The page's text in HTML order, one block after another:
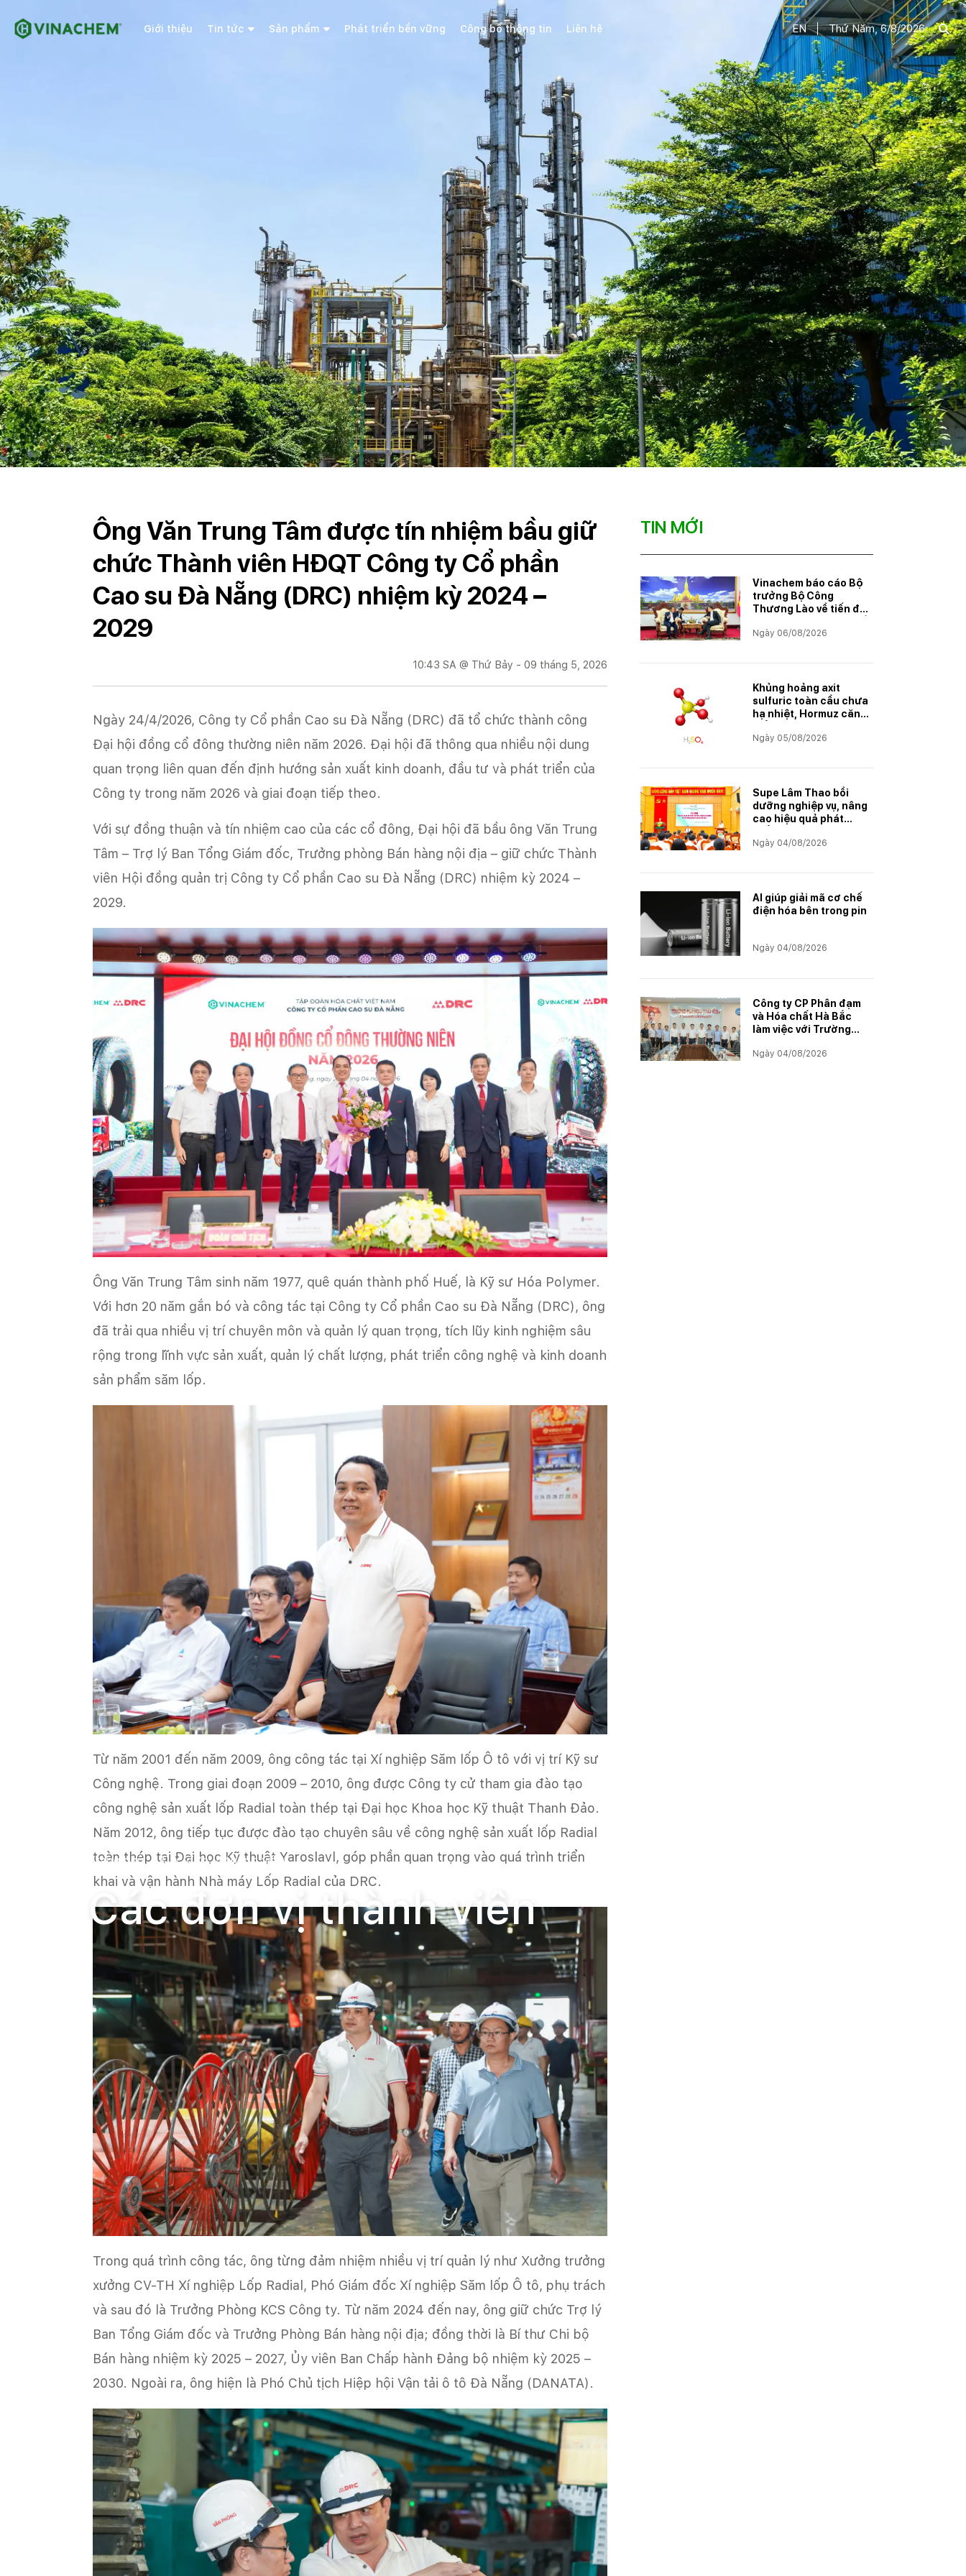
Giới thiệu Tin tức Sản phẩm Phát triển bền vững Công bố thông tin Liên hệ EN Thứ Năm, 6/8/2026
Trang chủ Các đơn vị thành viên
Các đơn vị thành viên
Ông Văn Trung Tâm được tín nhiệm bầu giữ
chức Thành viên HĐQT Công ty Cổ phần
Cao su Đà Nẵng (DRC) nhiệm kỳ 2024 –
2029
10:43 SA @ Thứ Bảy - 09 tháng 5, 2026
Ngày 24/4/2026, Công ty Cổ phần Cao su Đà Nẵng (DRC) đã tổ chức thành công
Đại hội đồng cổ đông thường niên năm 2026. Đại hội đã thông qua nhiều nội dung
quan trọng liên quan đến định hướng sản xuất kinh doanh, đầu tư và phát triển của
Công ty trong năm 2026 và giai đoạn tiếp theo.
Với sự đồng thuận và tín nhiệm cao của các cổ đông, Đại hội đã bầu ông Văn Trung
Tâm – Trợ lý Ban Tổng Giám đốc, Trưởng phòng Bán hàng nội địa – giữ chức Thành
viên Hội đồng quản trị Công ty Cổ phần Cao su Đà Nẵng (DRC) nhiệm kỳ 2024 –
2029.
Ông Văn Trung Tâm sinh năm 1977, quê quán thành phố Huế, là Kỹ sư Hóa Polymer.
Với hơn 20 năm gắn bó và công tác tại Công ty Cổ phần Cao su Đà Nẵng (DRC), ông
đã trải qua nhiều vị trí chuyên môn và quản lý quan trọng, tích lũy kinh nghiệm sâu
rộng trong lĩnh vực sản xuất, quản lý chất lượng, phát triển công nghệ và kinh doanh
sản phẩm săm lốp.
Từ năm 2001 đến năm 2009, ông công tác tại Xí nghiệp Săm lốp Ô tô với vị trí Kỹ sư
Công nghệ. Trong giai đoạn 2009 – 2010, ông được Công ty cử tham gia đào tạo
công nghệ sản xuất lốp Radial toàn thép tại Đại học Khoa học Kỹ thuật Thanh Đảo.
Năm 2012, ông tiếp tục được đào tạo chuyên sâu về công nghệ sản xuất lốp Radial
toàn thép tại Đại học Kỹ thuật Yaroslavl, góp phần quan trọng vào quá trình triển
khai và vận hành Nhà máy Lốp Radial của DRC.
Trong quá trình công tác, ông từng đảm nhiệm nhiều vị trí quản lý như Xưởng trưởng
xưởng CV-TH Xí nghiệp Lốp Radial, Phó Giám đốc Xí nghiệp Săm lốp Ô tô, phụ trách
và sau đó là Trưởng Phòng KCS Công ty. Từ năm 2024 đến nay, ông giữ chức Trợ lý
Ban Tổng Giám đốc và Trưởng Phòng Bán hàng nội địa; đồng thời là Bí thư Chi bộ
Bán hàng nhiệm kỳ 2025 – 2027, Ủy viên Ban Chấp hành Đảng bộ nhiệm kỳ 2025 –
2030. Ngoài ra, ông hiện là Phó Chủ tịch Hiệp hội Vận tải ô tô Đà Nẵng (DANATA).
TIN MỚI
Vinachem báo cáo Bộ
trưởng Bộ Công
Thương Lào về tiến độ
biến muối mỏ Kali
Ngày 06/08/2026
Khủng hoảng axit
sulfuric toàn cầu chưa
hạ nhiệt, Hormuz căng
Ngày 05/08/2026
Supe Lâm Thao bồi
dưỡng nghiệp vụ, nâng
cao hiệu quả phát
Ngày 04/08/2026
AI giúp giải mã cơ chế
điện hóa bên trong pin
Ngày 04/08/2026
Công ty CP Phân đạm
và Hóa chất Hà Bắc
làm việc với Trường
Ngày 04/08/2026